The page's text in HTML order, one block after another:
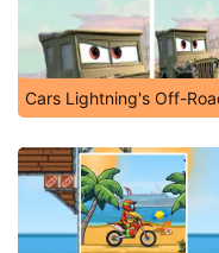
Cars Lightning's Off-